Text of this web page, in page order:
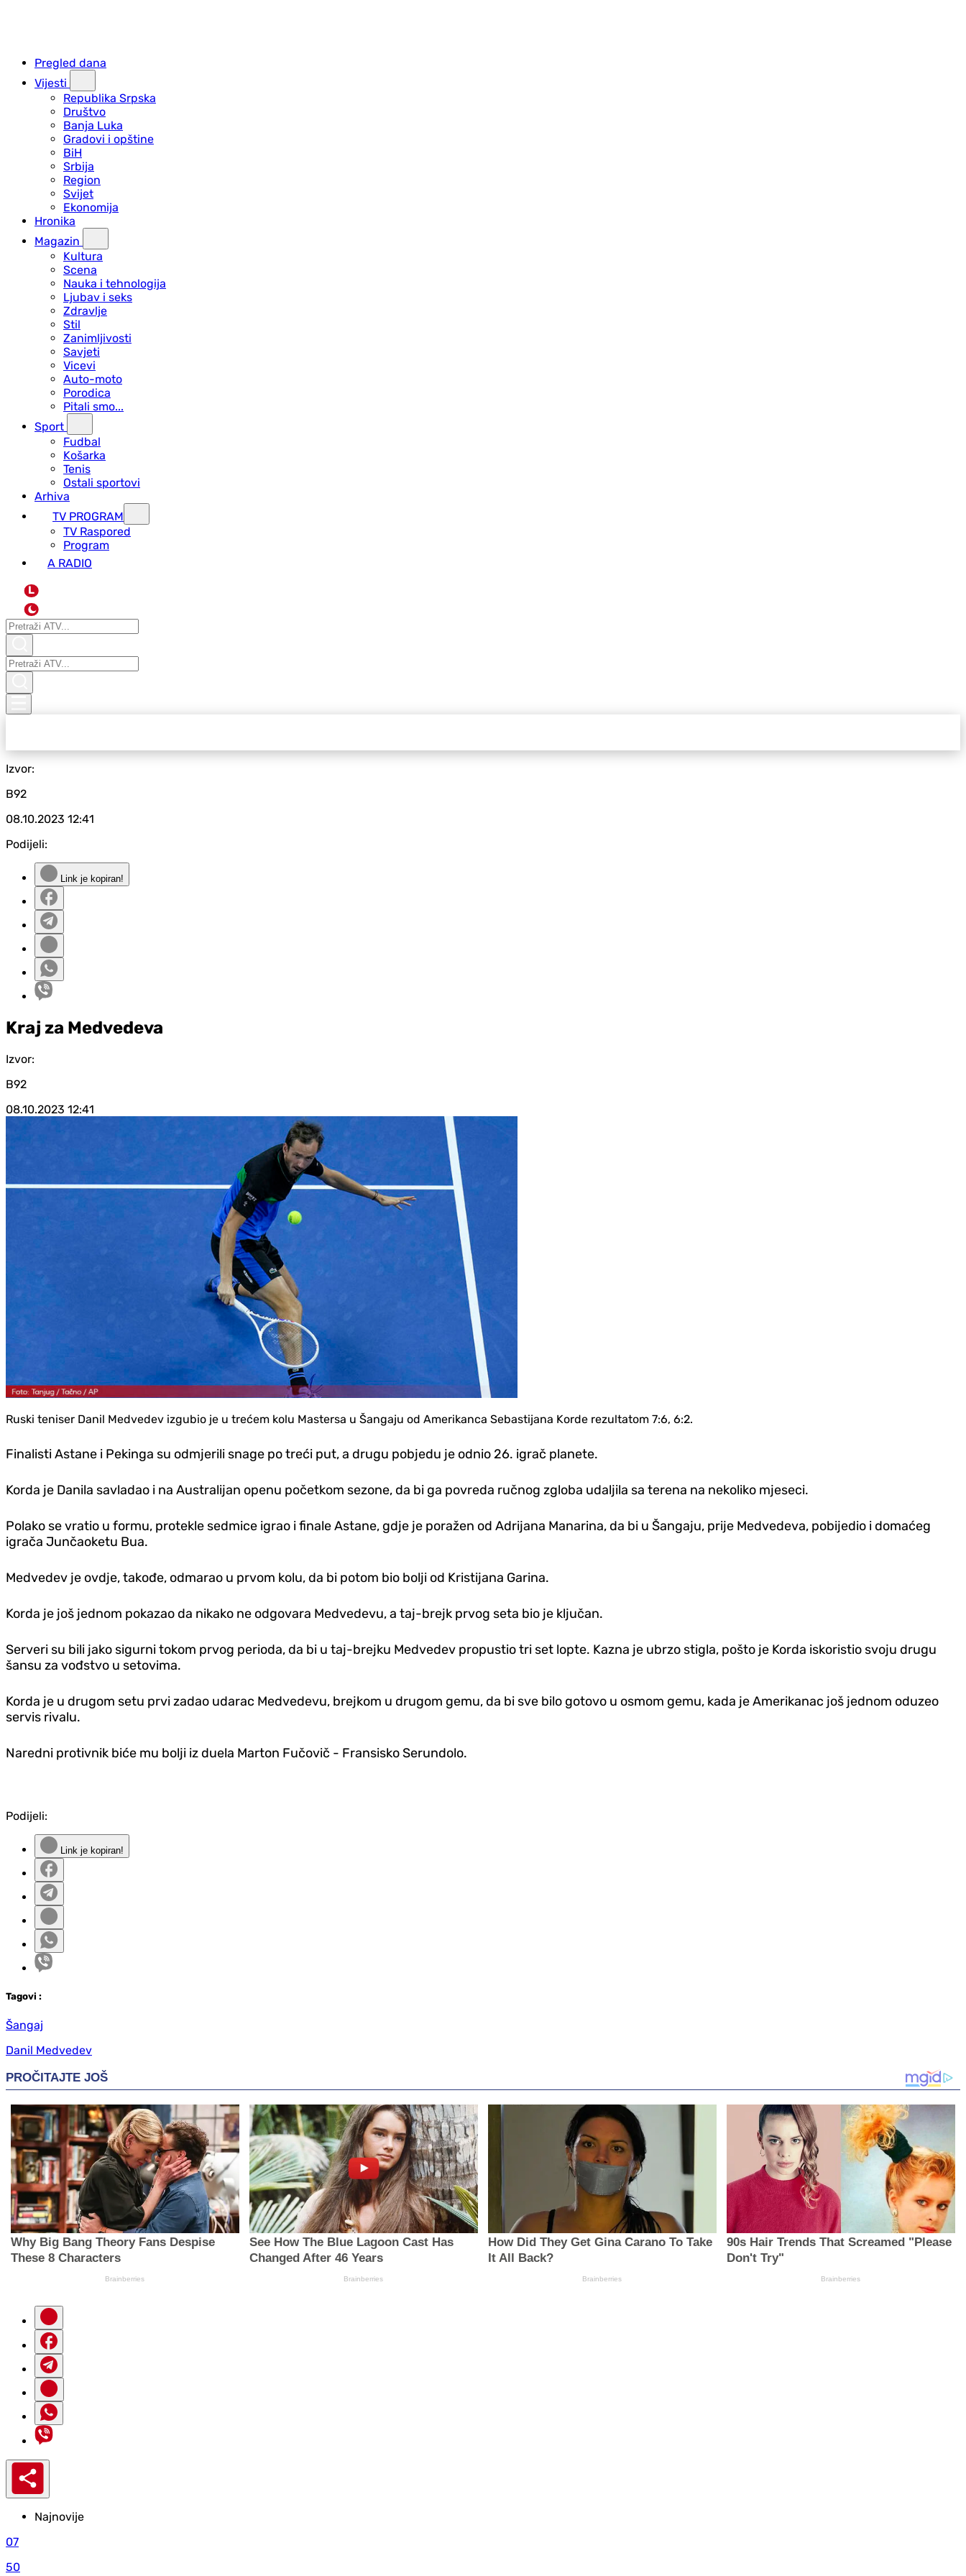
Pregled dana
Vijesti
Republika Srpska
Društvo
Banja Luka
Gradovi i opštine
BiH
Srbija
Region
Svijet
Ekonomija
Hronika
Magazin
Kultura
Scena
Nauka i tehnologija
Ljubav i seks
Zdravlje
Stil
Zanimljivosti
Savjeti
Vicevi
Auto-moto
Porodica
Pitali smo...
Sport
Fudbal
Košarka
Tenis
Ostali sportovi
Arhiva
TV PROGRAM
ТV Raspored
Program
A RADIO
L
Izvor:
B92
08.10.2023 12:41
Podijeli:
Link je kopiran!
Kraj za Medvedeva
Izvor:
B92
08.10.2023 12:41
Ruski teniser Danil Medvedev izgubio je u trećem kolu Mastersa u Šangaju od Amerikanca Sebastijana Korde rezultatom 7:6, 6:2.
Finalisti Astane i Pekinga su odmjerili snage po treći put, a drugu pobjedu je odnio 26. igrač planete.
Korda je Danila savladao i na Australijan openu početkom sezone, da bi ga povreda ručnog zgloba udaljila sa terena na nekoliko mjeseci.
Polako se vratio u formu, protekle sedmice igrao i finale Astane, gdje je poražen od Adrijana Manarina, da bi u Šangaju, prije Medvedeva, pobijedio i domaćeg
igrača Junčaoketu Bua.
Medvedev je ovdje, takođe, odmarao u prvom kolu, da bi potom bio bolji od Kristijana Garina.
Korda je još jednom pokazao da nikako ne odgovara Medvedevu, a taj-brejk prvog seta bio je ključan.
Serveri su bili jako sigurni tokom prvog perioda, da bi u taj-brejku Medvedev propustio tri set lopte. Kazna je ubrzo stigla, pošto je Korda iskoristio svoju drugu
šansu za vođstvo u setovima.
Korda je u drugom setu prvi zadao udarac Medvedevu, brejkom u drugom gemu, da bi sve bilo gotovo u osmom gemu, kada je Amerikanac još jednom oduzeo
servis rivalu.
Naredni protivnik biće mu bolji iz duela Marton Fučovič - Fransisko Serundolo.
Podijeli:
Link je kopiran!
Tagovi :
Šangaj
Danil Medvedev
Najnovije
07
50